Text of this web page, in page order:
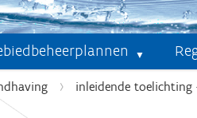
inleidende